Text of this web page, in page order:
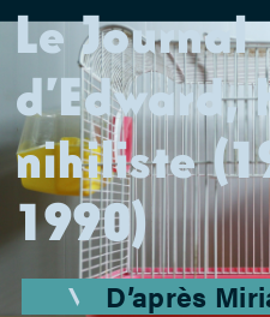
Le Journal
d’Edward,
nihiliste
1990)
D’après